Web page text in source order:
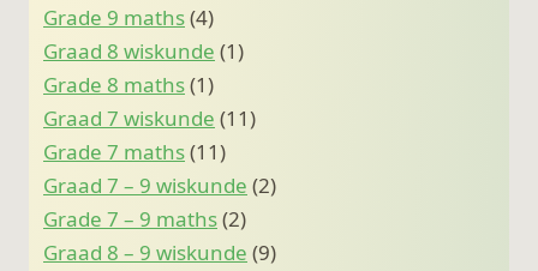
Grade 9 maths(4)
Graad 8 wiskunde (1)
Grade 8 maths(1)
Graad 7 wiskunde (11)
Grade 7 maths(11)
Graad 7 – 9 wiskunde (2)
Grade 7 – 9 maths(2)
Graad 8 – 9 wiskunde (9)